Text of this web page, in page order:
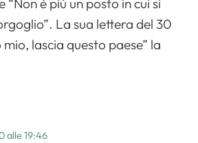
è più un posto in cui si
La sua lettera del 30
lascia questo paese” la
alle 19:46